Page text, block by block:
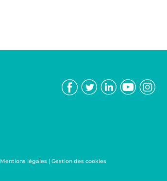
Mentions légales| Gestion des cookies